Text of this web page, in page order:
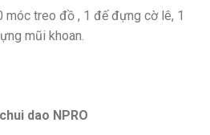
móc treo đồ , 1 đế đựng cờ lê, 1
mũi khoan.
dao NPRO